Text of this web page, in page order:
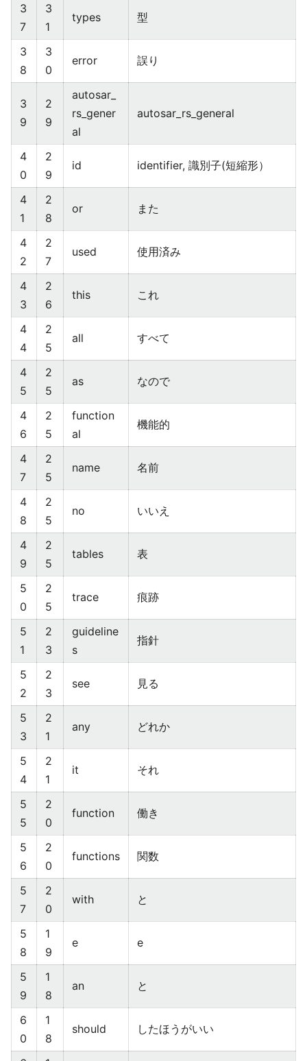
3
7
3
1
types 型
3
8
3
0
error 誤り
3
9
2
9
autosar_
rs_gener
al
autosar_rs_general
4
0
2
9
id identifier, 識別子(短縮形）
4
1
2
8
or また
4
2
2
7
used 使用済み
4
3
2
6
this これ
4
4
2
5
all すべて
4
5
2
5
as なので
4
6
2
5
function
al
機能的
4
7
2
5
name 名前
4
8
2
5
no いいえ
4
9
2
5
tables 表
5
0
2
5
trace 痕跡
5
1
2
3
guideline
s
指針
5
2
2
3
see 見る
5
3
2
1
any どれか
5
4
2
1
it それ
5
5
2
0
function 働き
5
6
2
0
functions 関数
5
7
2
0
with と
5
8
1
9
e e
5
9
1
8
an と
6
0
1
8
should したほうがいい